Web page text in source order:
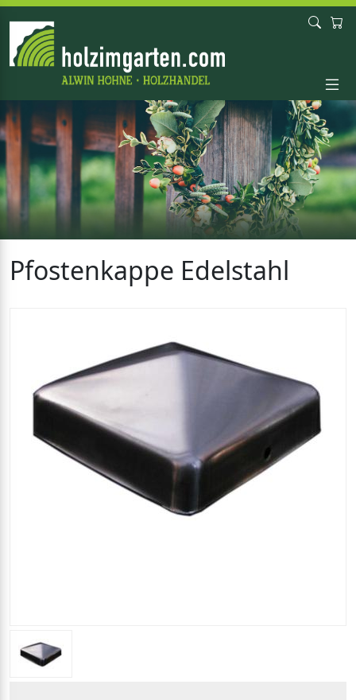
Pfostenkappe Edelstahl